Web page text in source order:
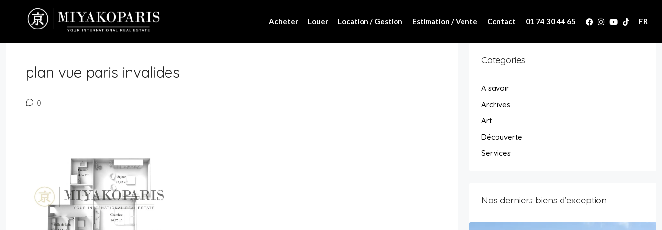
Acheter Louer Location / Gestion Estimation / Vente Contact 01 74 30 44 65 FR
plan vue paris invalides
0
Categories
A savoir
Archives
Art
Découverte
Services
Nos derniers biens d’exception